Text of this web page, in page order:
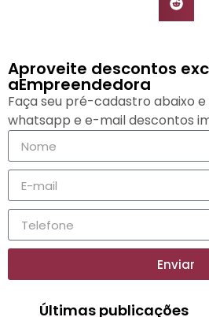
Aproveite descontos
aEmpreendedora
Faça seu pré-cadastro abaixo
whatsapp e e-mail descontos
Enviar
Últimas publicações